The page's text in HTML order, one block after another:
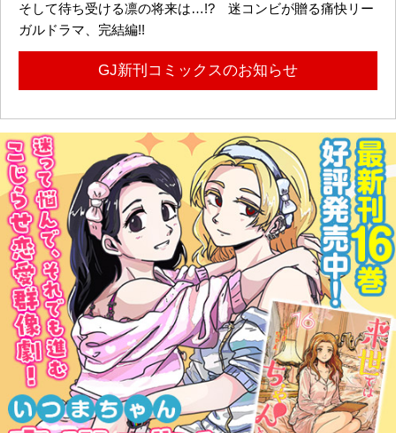
そして待ち受ける凛の将来は…!? 迷コンビが贈る痛快リー
ガルドラマ、完結編!!
GJ新刊コミックスのお知らせ